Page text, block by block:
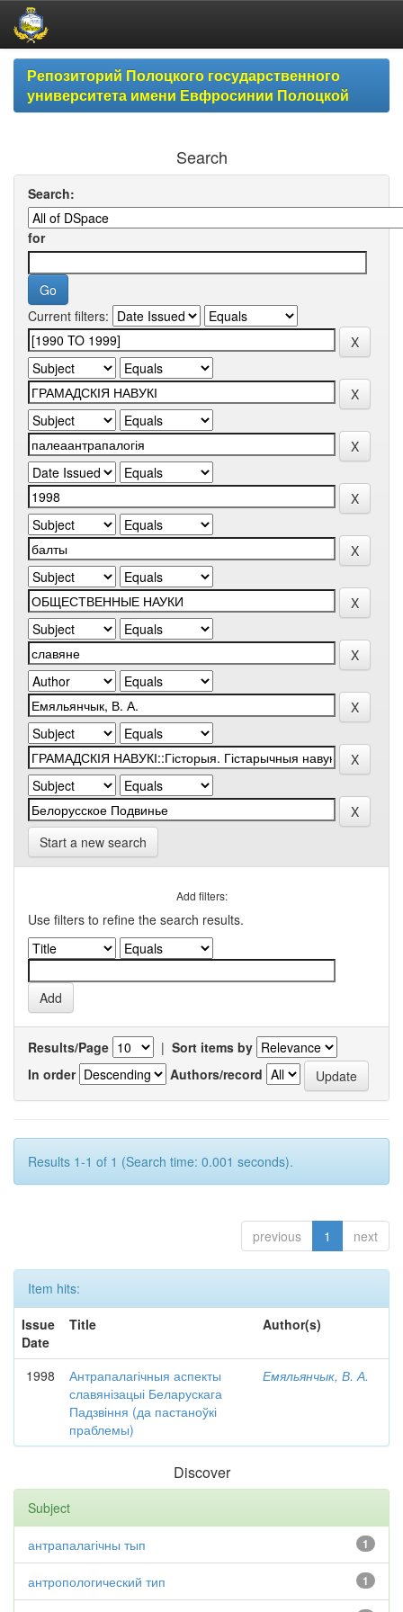
Skip
navigationРепозиторий Полоцкого государственного
университета имени Евфросинии Полоцкой
Search
Search:
for
Current filters:
Start a new search
Add filters:
Use filters to refine the search results.
Results/Page | Sort items by
In order
Authors/record
Results 1-1 of 1 (Search time: 0.001 seconds).
previous 1 next
Item hits:
Issue
Date
Title Author(s)
1998
Антрапалагічныя аспекты
славянізацыі Беларускага
Падзвіння (да пастаноўкі
праблемы)
Емяльянчык, В. А.
Discover
Subject
1
антрапалагічны тып
1
антропологический тип